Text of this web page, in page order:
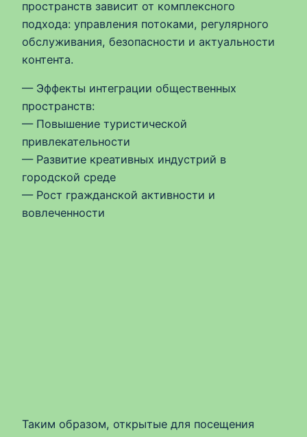
пространств зависит от комплексного
подхода: управления потоками, регулярного
обслуживания, безопасности и актуальности
контента.
— Эффекты интеграции общественных
пространств:
— Повышение туристической
привлекательности
— Развитие креативных индустрий в
городской среде
— Рост гражданской активности и
вовлеченности
Таким образом, открытые для посещения